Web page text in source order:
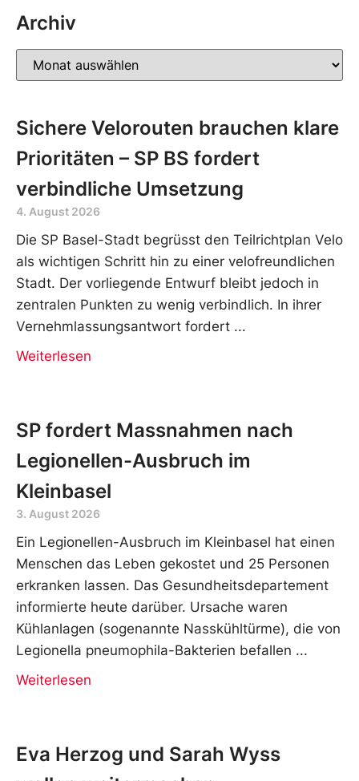
Archiv
Sichere Velorouten brauchen klare
Prioritäten – SP BS fordert
verbindliche Umsetzung
4. August 2026
Die SP Basel-Stadt begrüsst den Teilrichtplan Velo
als wichtigen Schritt hin zu einer velofreundlichen
Stadt. Der vorliegende Entwurf bleibt jedoch in
zentralen Punkten zu wenig verbindlich. In ihrer
Vernehmlassungsantwort fordert
Weiterlesen
SP fordert Massnahmen nach
Legionellen-Ausbruch im
Kleinbasel
3. August 2026
Ein Legionellen-Ausbruch im Kleinbasel hat einen
Menschen das Leben gekostet und 25 Personen
erkranken lassen. Das Gesundheitsdepartement
informierte heute darüber. Ursache waren
Kühlanlagen (sogenannte Nasskühltürme), die von
Legionella pneumophila-Bakterien befallen
Weiterlesen
Eva Herzog und Sarah Wyss